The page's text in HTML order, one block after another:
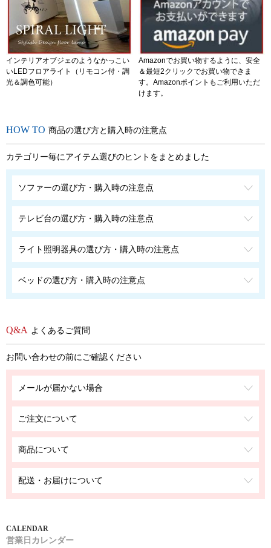
インテリアオブジェのようなかっこい
いLEDフロアライト（リモコン付・調
光＆調色可能）
Amazonでお買い物するように、安全
＆最短2クリックでお買い物できま
す。Amazonポイントもご利用いただ
けます。
商品の選び方と購入時の注意点
カテゴリー毎にアイテム選びのヒントをまとめました
ソファーの選び方・購入時の注意点
テレビ台の選び方・購入時の注意点
ライト照明器具の選び方・購入時の注意点
ベッドの選び方・購入時の注意点
よくあるご質問
お問い合わせの前にご確認ください
メールが届かない場合
ご注文について
商品について
配送・お届けについて
営業日カレンダー